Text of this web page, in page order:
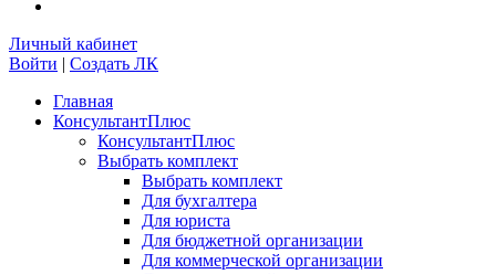
Личный кабинет
Войти | Создать ЛК
Главная
КонсультантПлюс
КонсультантПлюс
Выбрать комплект
Выбрать комплект
Для бухгалтера
Для юриста
Для бюджетной организации
Для коммерческой организации